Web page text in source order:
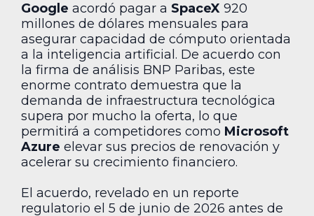
Google acordó pagar a SpaceX 920
millones de dólares mensuales para
asegurar capacidad de cómputo orientada
a la inteligencia artificial. De acuerdo con
la firma de análisis BNP Paribas, este
enorme contrato demuestra que la
demanda de infraestructura tecnológica
supera por mucho la oferta, lo que
permitirá a competidores como Microsoft
Azure elevar sus precios de renovación y
acelerar su crecimiento financiero.
El acuerdo, revelado en un reporte
regulatorio el 5 de junio de 2026 antes de